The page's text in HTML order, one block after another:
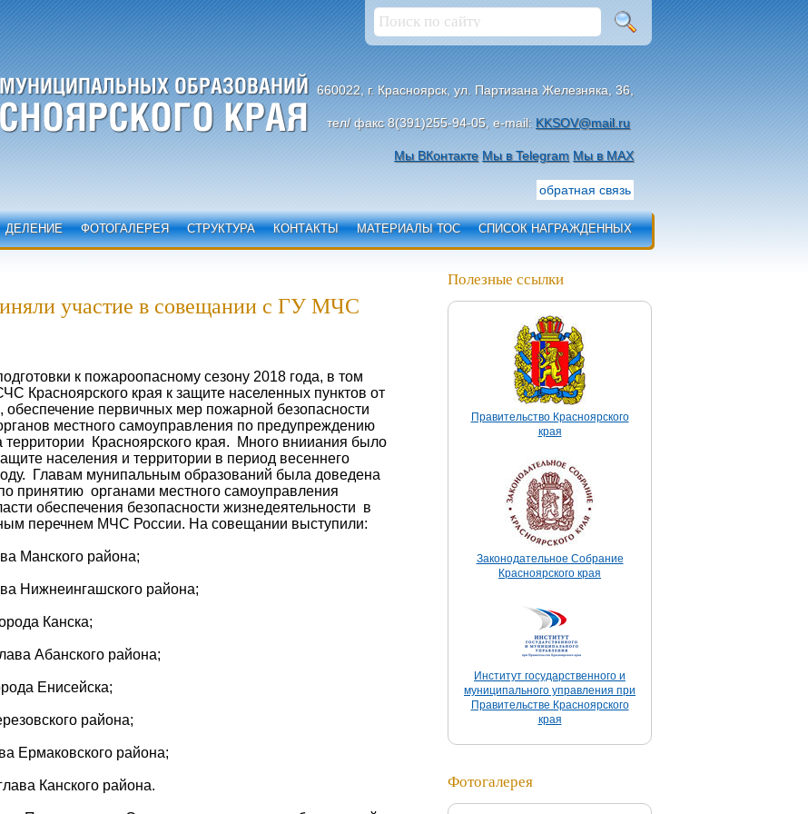
660022, г. Красноярск, ул. Партизана Железняка, 36,
тел/ факс 8(391)255-94-05, e-mail: KKSOV@mail.ru
Мы ВКонтакте Мы в Telegram Мы в МАХ
обратная связь
ДЕЛЕНИЕ ФОТОГАЛЕРЕЯ СТРУКТУРА КОНТАКТЫ МАТЕРИАЛЫ ТОС СПИСОК НАГРАЖДЕННЫХ
участие в совещании с ГУ МЧС
к пожароопасному сезону 2018 года, в том
Красноярского края к защите населенных пунктов от
первичных мер пожарной безопасности
местного самоуправления по предупреждению
Красноярского края. Много внииания было
населения и территории в период весеннего
Главам мунипальным образований была доведена
принятию органами местного самоуправления
обеспечения безопасности жизнедеятельности в
перечнем МЧС России. На совещании выступили:
Манского района;
Нижнеингашского района;
Канска;
Абанского района;
Енисейска;
района;
Ермаковского района;
Канского района.
Полезные ссылки
Правительство Красноярского
края
Законодательное Собрание
Красноярского края
Институт государственного и
муниципального управления при
Правительстве Красноярского
края
Фотогалерея